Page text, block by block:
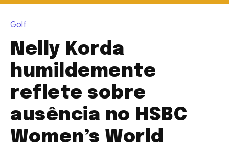
Golf
Nelly Korda
humildemente
reflete sobre
ausência no HSBC
Women’s World